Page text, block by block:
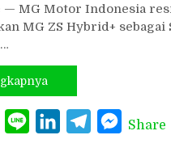
— MG Motor Indonesia
MG ZS Hybrid+ sebagai
TwitterLine LinkedInTelegram
Share